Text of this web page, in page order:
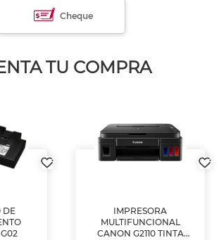
Cheque
TU COMPRA
DE
IMPRESORA
MULTIFUNCIONAL
CANON G2110 TINTA